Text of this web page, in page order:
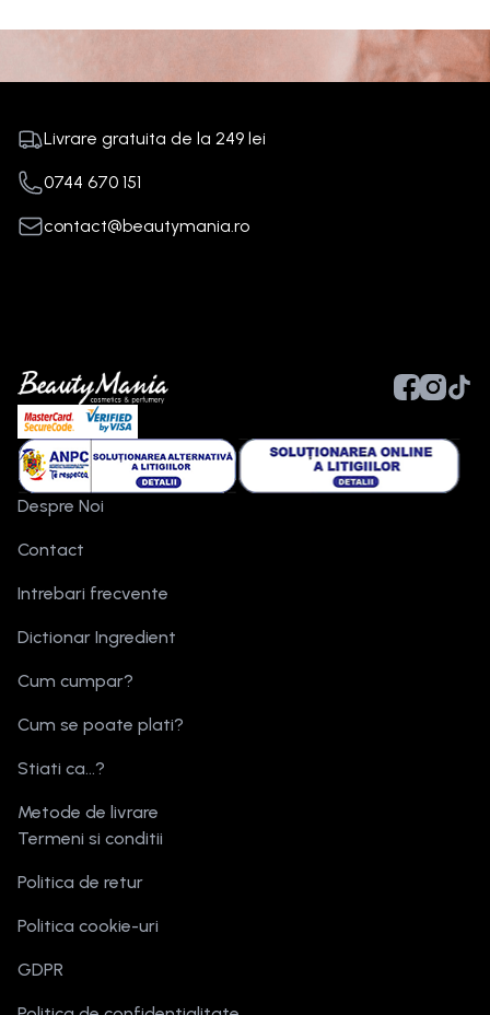
Livrare gratuita de la 249 lei
0744 670 151
contact@beautymania.ro
Despre Noi
Contact
Intrebari frecvente
Dictionar Ingredient
Cum cumpar?
Cum se poate plati?
Stiati ca...?
Metode de livrare
Termeni si conditii
Politica de retur
Politica cookie-uri
GDPR